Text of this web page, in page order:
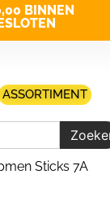
BINNEN
ASSORTIMENT
Sticks 7A